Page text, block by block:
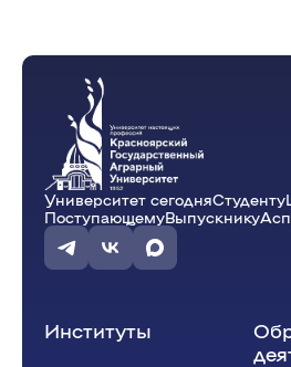
Университет сегодняСтуденту
ПоступающемуВыпускнику
Институты